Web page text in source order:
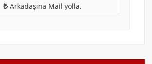
Arkadaşına Mail yolla.